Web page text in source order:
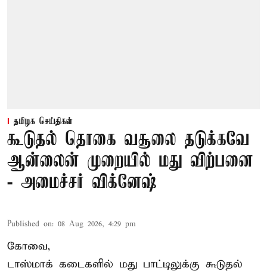
தமிழக செய்திகள்
கூடுதல் தொகை வசூலை தடுக்கவே
ஆன்லைன் முறையில் மது விற்பனை
- அமைச்சர் விக்னேஷ்
Published on: 08 Aug 2026, 4:29 pm
கோவை,
டாஸ்மாக் கடைகளில் மது பாட்டிலுக்கு கூடுதல்